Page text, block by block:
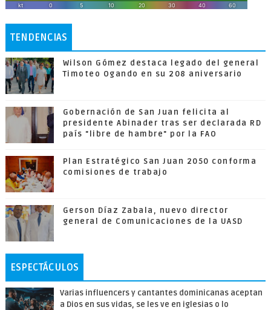
TENDENCIAS
Wilson Gómez destaca legado del general
Timoteo Ogando en su 208 aniversario
Gobernación de San Juan felicita al
presidente Abinader tras ser declarada RD
país "libre de hambre" por la FAO
Plan Estratégico San Juan 2050 conforma
comisiones de trabajo
Gerson Díaz Zabala, nuevo director
general de Comunicaciones de la UASD
ESPECTÁCULOS
Varias influencers y cantantes dominicanas aceptan
a Dios en sus vidas, se les ve en iglesias o lo